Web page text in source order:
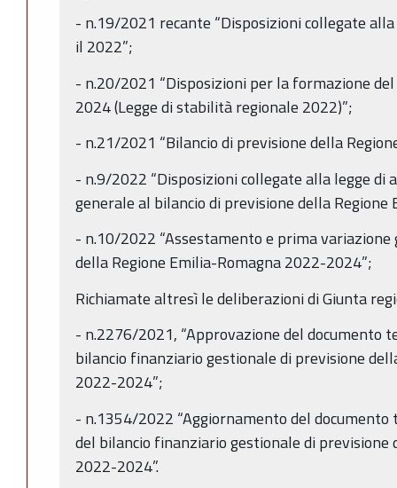
- n.19/2021 recante “Disposizioni collegate
il 2022”;
- n.20/2021 “Disposizioni per la formazione
2024 (Legge di stabilità regionale 2022)”;
- n.21/2021 “Bilancio di previsione della
- n.9/2022 “Disposizioni collegate alla legge di
generale al bilancio di previsione della
- n.10/2022 “Assestamento e prima
della Regione Emilia-Romagna 2022-2024”;
Richiamate altresì le deliberazioni di Giunta
- n.2276/2021, “Approvazione del documento
bilancio finanziario gestionale di previsione
2022-2024”;
- n.1354/2022 “Aggiornamento del documento
del bilancio finanziario gestionale di previsione
2022-2024”.